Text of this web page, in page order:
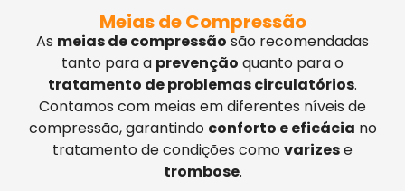
Meias de Compressão
As meias de compressão são recomendadas
tanto para a prevenção quanto para o
tratamento de problemas circulatórios.
Contamos com meias em diferentes níveis de
compressão, garantindo conforto e eficácia no
tratamento de condições comovarizese
trombose.